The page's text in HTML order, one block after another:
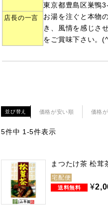
東京都豊島区巣鴨
店長の一言
お湯を注ぐと本物
き、風情を感じさ
をご賞味下さい。
並び替え 価格が安い順 価格
5件中 1 -5件表示
まつたけ茶 松茸
宅配便
¥